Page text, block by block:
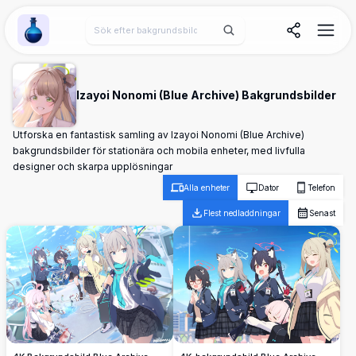
Wallpaper Alchemy
Izayoi Nonomi (Blue Archive) Bakgrundsbilder
Utforska en fantastisk samling av Izayoi Nonomi (Blue Archive)
bakgrundsbilder för stationära och mobila enheter, med livfulla
designer och skarpa upplösningar
Alla enheter Dator Telefon
Flest nedladdningar Senast